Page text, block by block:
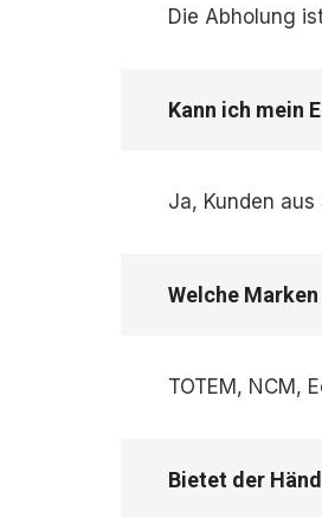
Die Abholung
Kann ich mein
Ja, Kunden
Welche
TOTEM, NCM,
Bietet der